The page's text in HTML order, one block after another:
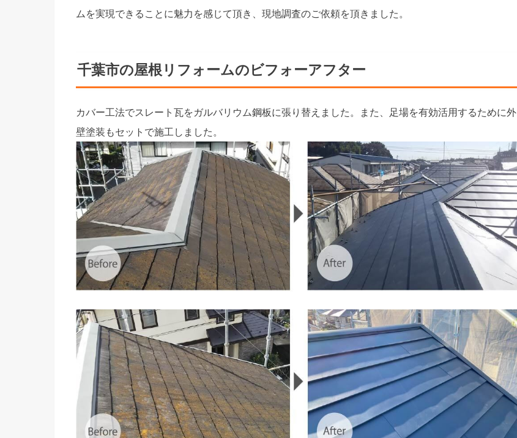
ムを実現できることに魅力を感じて頂き、現地調査のご依頼を頂きました。
千葉市の屋根リフォームのビフォーアフター
カバー工法でスレート瓦をガルバリウム鋼板に張り替えました。また、足場を有効活用するために外
壁塗装もセットで施工しました。